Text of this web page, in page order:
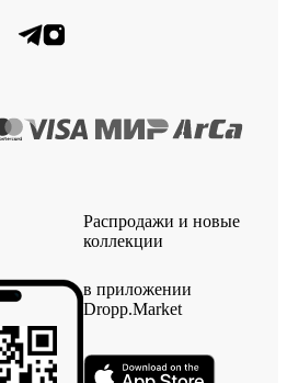
Распродажи и новые
коллекции
в приложении
Dropp.Market